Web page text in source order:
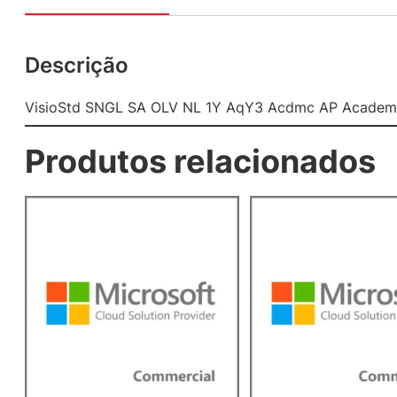
Descrição
VisioStd SNGL SA OLV NL 1Y AqY3 Acdmc AP
Produtos relacionados